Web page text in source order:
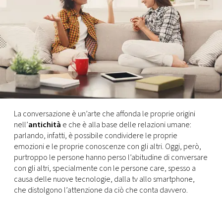
VIDEO
TV
PRINCIPATO
DI
RMC
CONSIGLIA
La conversazione è un’arte che affonda le proprie origini
nell’antichità e che è alla base delle relazioni umane:
parlando, infatti, è possibile condividere le proprie
emozioni e le proprie conoscenze con gli altri. Oggi, però,
purtroppo le persone hanno perso l’abitudine di conversare
con gli altri, specialmente con le persone care, spesso a
causa delle nuove tecnologie, dalla tv allo smartphone,
che distolgono l’attenzione da ciò che conta davvero.